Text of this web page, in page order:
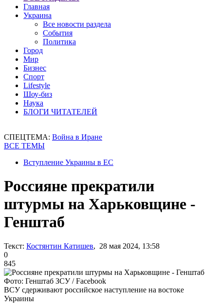
Главная
Украина
Все новости раздела
События
Политика
Город
Мир
Бизнес
Спорт
Lifestyle
Шоу-биз
Наука
БЛОГИ ЧИТАТЕЛЕЙ
СПЕЦТЕМА: Война в Иране
ВСЕ ТЕМЫ
Вступление Украины в ЕС
Россияне прекратили
штурмы на Харьковщине -
Генштаб
Текст: Костянтин Катишев, 28 мая 2024, 13:58
0
845
Фото: Генштаб ЗСУ / Facebook
ВСУ сдерживают российское наступление на востоке
Украины